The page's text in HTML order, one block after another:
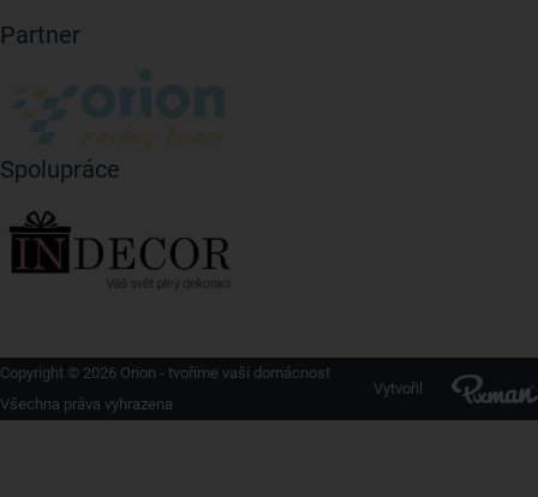
Partner
Spolupráce
Copyright © 2026 Orion - tvoříme vaši domácnost
Všechna práva vyhrazena
Vytvořil